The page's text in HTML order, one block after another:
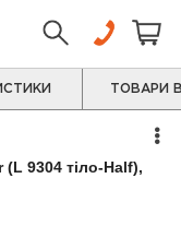
ТОВАРИ В
9304 тіло-Half),